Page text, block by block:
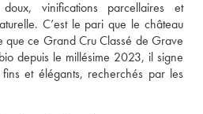
vinifications parcellaires et
C’est le pari que le château
que ce Grand Cru Classé de Grave
depuis le millésime 2023, il signe
et élégants, recherchés par les